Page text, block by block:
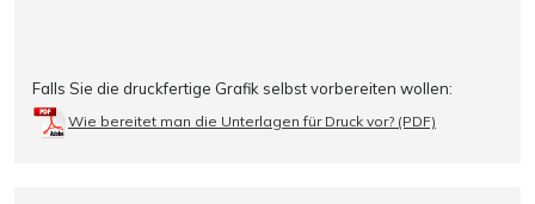
Falls Sie die druckfertige Grafik selbst vorbereiten wollen:
Wie bereitet man die Unterlagen für Druck vor? (PDF)